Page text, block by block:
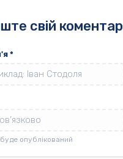
свій коментар
*